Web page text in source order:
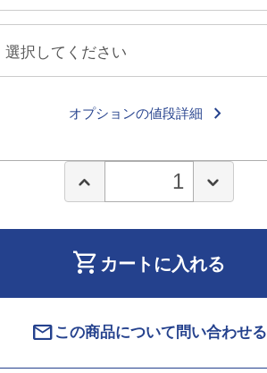
オプションの値段詳細 keyboard_arrow_right
shopping_cart カートに入れる
mail この商品について問い合わせる